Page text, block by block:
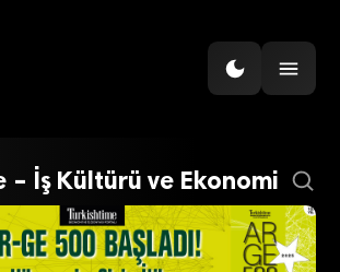
– İş Kültürü ve Ekonomi